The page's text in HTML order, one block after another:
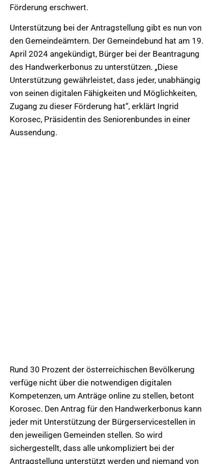
Förderung erschwert.
Unterstützung bei der Antragstellung gibt es nun von
den Gemeindeämtern. Der Gemeindebund hat am 19.
April 2024 angekündigt, Bürger bei der Beantragung
des Handwerkerbonus zu unterstützen. „Diese
Unterstützung gewährleistet, dass jeder, unabhängig
von seinen digitalen Fähigkeiten und Möglichkeiten,
Zugang zu dieser Förderung hat“, erklärt Ingrid
Korosec, Präsidentin des Seniorenbundes in einer
Aussendung.
Rund 30 Prozent der österreichischen Bevölkerung
verfüge nicht über die notwendigen digitalen
Kompetenzen, um Anträge online zu stellen, betont
Korosec. Den Antrag für den Handwerkerbonus kann
jeder mit Unterstützung der Bürgerservicestellen in
den jeweiligen Gemeinden stellen. So wird
sichergestellt, dass alle unkompliziert bei der
Antragstellung unterstützt werden und niemand von